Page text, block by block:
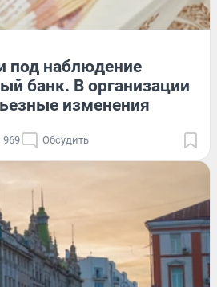
под наблюдение
банк. В организации
изменения
969 Обсудить